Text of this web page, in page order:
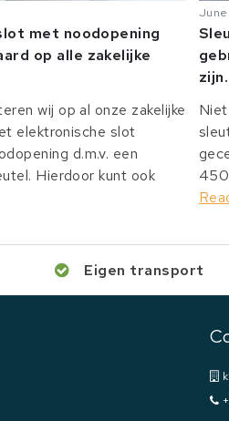
met noodopening
op alle zakelijke
wij op al onze zakelijke
elektronische slot
d.m.v. een
Hierdoor kunt ook
June
zijn.
450
Eigen transport